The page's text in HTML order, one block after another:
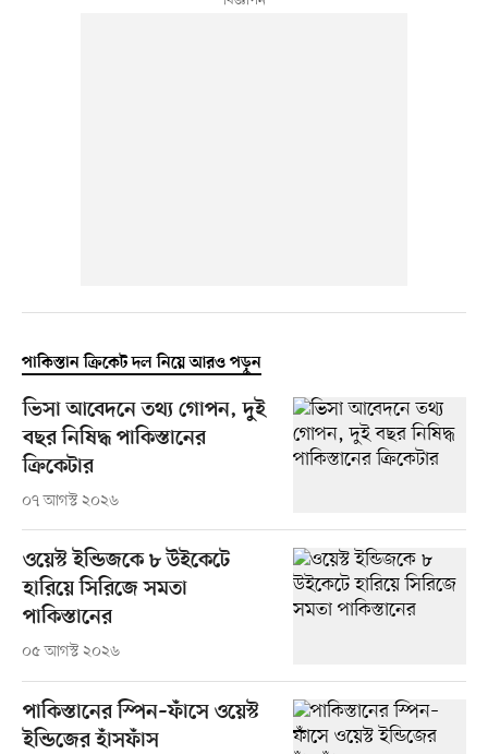
পাকিস্তান ক্রিকেট দল নিয়ে আরও পড়ুন
ভিসা আবেদনে তথ্য গোপন, দুই
বছর নিষিদ্ধ পাকিস্তানের
ক্রিকেটার
০৭ আগস্ট ২০২৬
ওয়েস্ট ইন্ডিজকে ৮ উইকেটে
হারিয়ে সিরিজে সমতা
পাকিস্তানের
০৫ আগস্ট ২০২৬
পাকিস্তানের স্পিন–ফাঁসে ওয়েস্ট
ইন্ডিজের হাঁসফাঁস